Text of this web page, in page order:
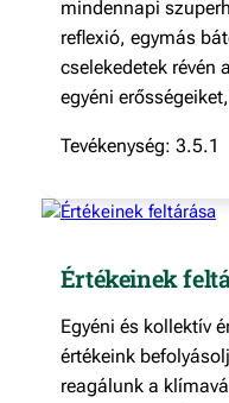
mindennapi
reflexió, egymás
cselekedetek révén
egyéni
Tevékenység: 3.5.1
Értékeinek
Egyéni és kollektív
értékeink
reagálunk a